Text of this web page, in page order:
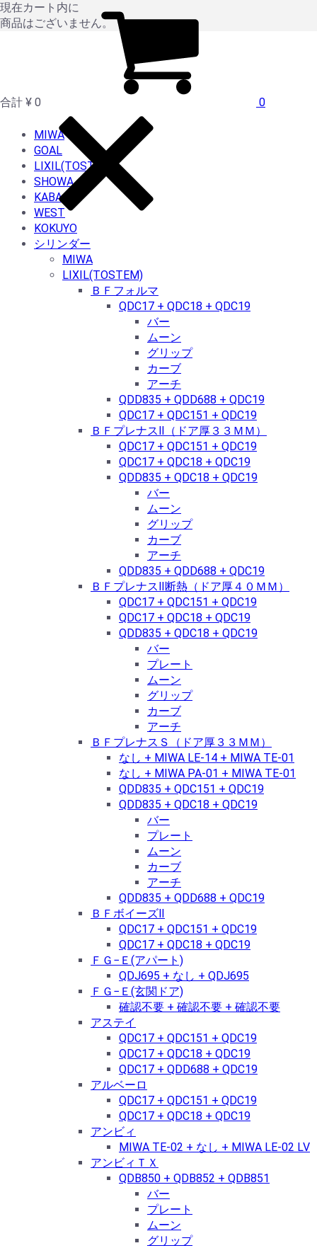
MIWA
GOAL
LIXIL(TOSTEM)
SHOWA
KABA
WEST
KOKUYO
シリンダー
MIWA
LIXIL(TOSTEM)
ＢＦフォルマ
QDC17 + QDC18 + QDC19
バー
ムーン
グリップ
カーブ
アーチ
QDD835 + QDD688 + QDC19
QDC17 + QDC151 + QDC19
ＢＦプレナスⅡ（ドア厚３３ＭＭ）
QDC17 + QDC151 + QDC19
QDC17 + QDC18 + QDC19
QDD835 + QDC18 + QDC19
バー
ムーン
グリップ
カーブ
アーチ
QDD835 + QDD688 + QDC19
ＢＦプレナスⅡ断熱（ドア厚４０ＭＭ）
QDC17 + QDC151 + QDC19
QDC17 + QDC18 + QDC19
QDD835 + QDC18 + QDC19
バー
プレート
ムーン
グリップ
カーブ
アーチ
ＢＦプレナスＳ（ドア厚３３ＭＭ）
なし + MIWA LE-14 + MIWA TE-01
なし + MIWA PA-01 + MIWA TE-01
QDD835 + QDC151 + QDC19
QDD835 + QDC18 + QDC19
バー
プレート
ムーン
カーブ
アーチ
QDD835 + QDD688 + QDC19
ＢＦボイーズⅡ
QDC17 + QDC151 + QDC19
QDC17 + QDC18 + QDC19
ＦＧ−Ｅ(アパート)
QDJ695 + なし + QDJ695
ＦＧ−Ｅ(玄関ドア)
確認不要 + 確認不要 + 確認不要
アステイ
QDC17 + QDC151 + QDC19
QDC17 + QDC18 + QDC19
QDC17 + QDD688 + QDC19
アルベーロ
QDC17 + QDC151 + QDC19
QDC17 + QDC18 + QDC19
アンビィ
MIWA TE-02 + なし + MIWA LE-02 LV
アンビィＴＸ
QDB850 + QDB852 + QDB851
バー
プレート
ムーン
グリップ
合計 ¥ 0 0
現在カート内に
商品はございません。